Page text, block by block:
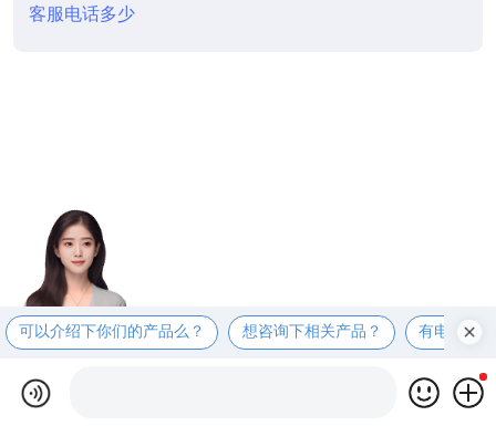
客服电话多少
可以介绍下你们的产品么？ 想咨询下相关产品？ 有电话联